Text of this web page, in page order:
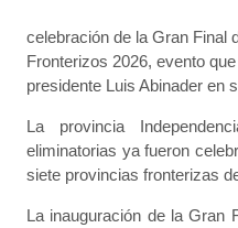
celebración de la Gran Final
Fronterizos 2026, evento
presidente Luis Abinader en
La provincia
eliminatorias ya fueron
siete provincias fronterizas
La inauguración de la Gran